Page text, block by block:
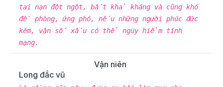
tai nạn đột ngột, bất khả kháng và cũng khó
đề phòng, ứng phó, nếu những người phúc đức
kém, vận số xấu có thể nguy hiểm tính
mạng.
Vận niên
Long đắc vũ